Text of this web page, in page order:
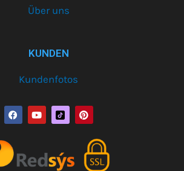
Über uns
KUNDEN
Kundenfotos
F
a
c
b
o
Y
o
u
b
e
P
i
n
e
r
e